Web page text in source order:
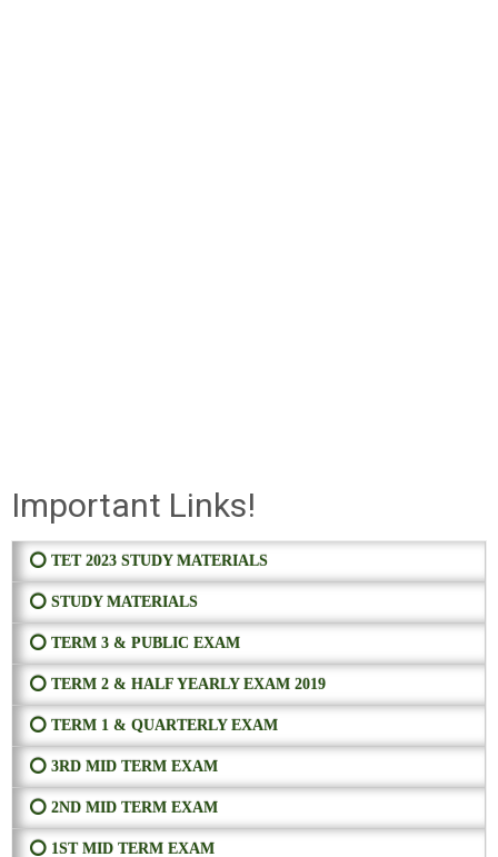
Important Links!
⭕ TET 2023 STUDY MATERIALS
⭕ STUDY MATERIALS
⭕ TERM 3 & PUBLIC EXAM
⭕ TERM 2 & HALF YEARLY EXAM 2019
⭕ TERM 1 & QUARTERLY EXAM
⭕ 3RD MID TERM EXAM
⭕ 2ND MID TERM EXAM
⭕ 1ST MID TERM EXAM